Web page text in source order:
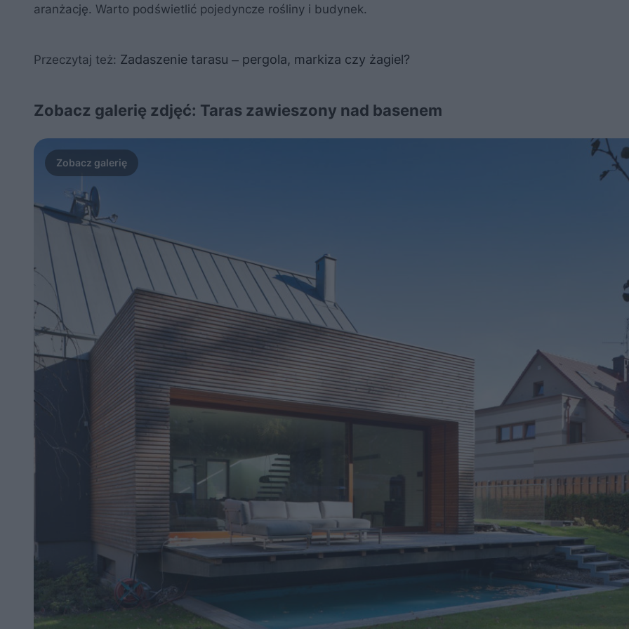
aranżację. Warto podświetlić pojedyncze rośliny i budynek.
Przeczytaj też: Zadaszenie tarasu ‒ pergola, markiza czy żagiel?
Zobacz galerię zdjęć: Taras zawieszony nad basenem